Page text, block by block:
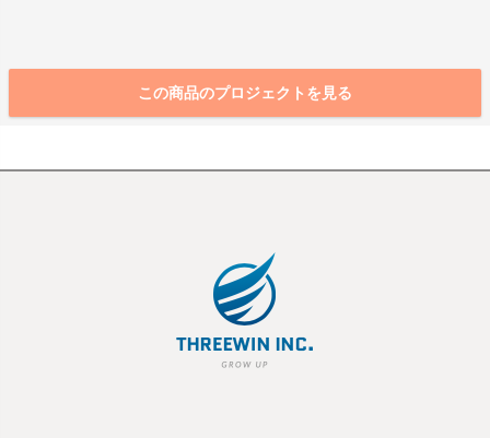
この商品のプロジェクトを見る